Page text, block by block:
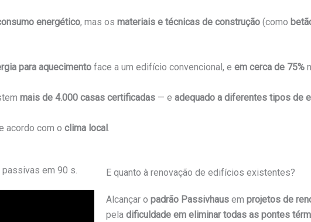
energético, mas os materiais e técnicas de construção (como
para aquecimento face a um edifício convencional, e em cerca de 75%
mais de 4.000 casas certificadas — e adequado a diferentes tipos de
acordo com o clima local.
em 90 s. E quanto à renovação de edifícios existentes?
Alcançar o padrão Passivhaus em projetos de
pela dificuldade em eliminar todas as pontes